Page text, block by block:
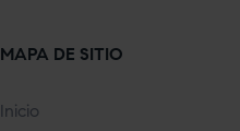
MAPA DE SITIO
Inicio